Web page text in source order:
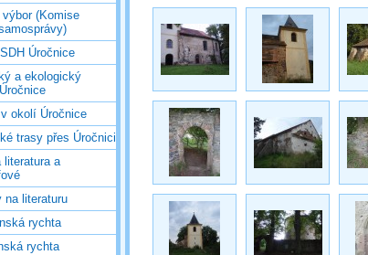
(Komise
Úročnice
a ekologický
v okolí Úročnice
trasy přes Úročnici
literatura a
na literaturu
rychta
rychta